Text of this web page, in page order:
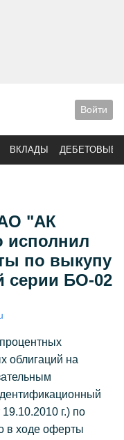
Войти
ВКЛАДЫ ДЕБЕТОВЫЕ
"АК
по выкупу
серии БО-02
облигаций на
г.) по
в ходе оферты